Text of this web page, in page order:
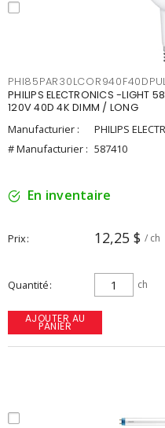
PHILIPS ELECTRONICS -LIGHT
120V 40D 4K DIMM / LONG
Manufacturier :
PHILIPS
# Manufacturier : 587410
En inventaire
Prix 12,25 $ / ch
Quantité ch
AJOUTER AU
PANIER